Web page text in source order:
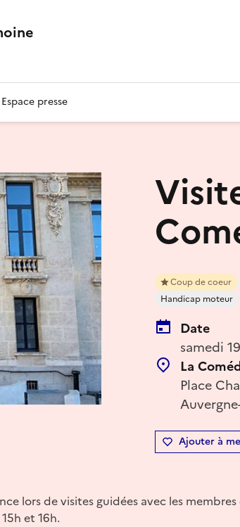
Espace presse
Coup de coeur
Handicap moteur
Date
samedi
La
Place
Ajouter à
lors de visites guidées avec les
et 16h.